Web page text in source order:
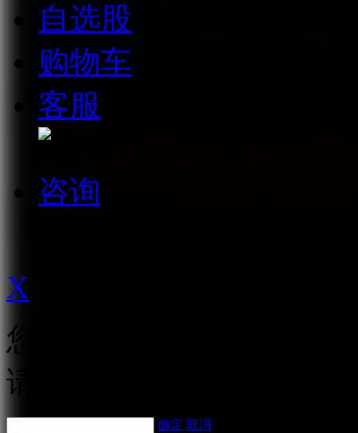
自选股
购物车
客服
咨询
X
您修改的价格将提交至
请耐心等待
确定 取消